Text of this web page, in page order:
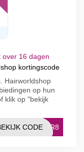
over 16 dagen
kortingscode
Hairworldshop
op hun
klik op "bekijk
AIR8
CODE